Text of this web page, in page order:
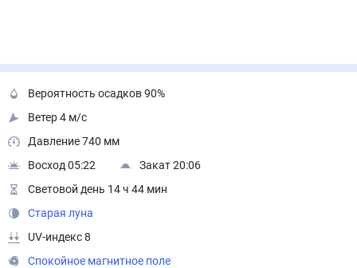
Вероятность осадков 90%
Ветер 4 м/с
Давление 740 мм
Восход 05:22
Закат 20:06
Световой день 14 ч 44 мин
Старая луна
UV-индекс 8
Спокойное магнитное поле